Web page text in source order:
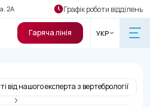
2А Графік роботи відділень
Гаряча лінія УКР
від нашого експерта з вертебрології